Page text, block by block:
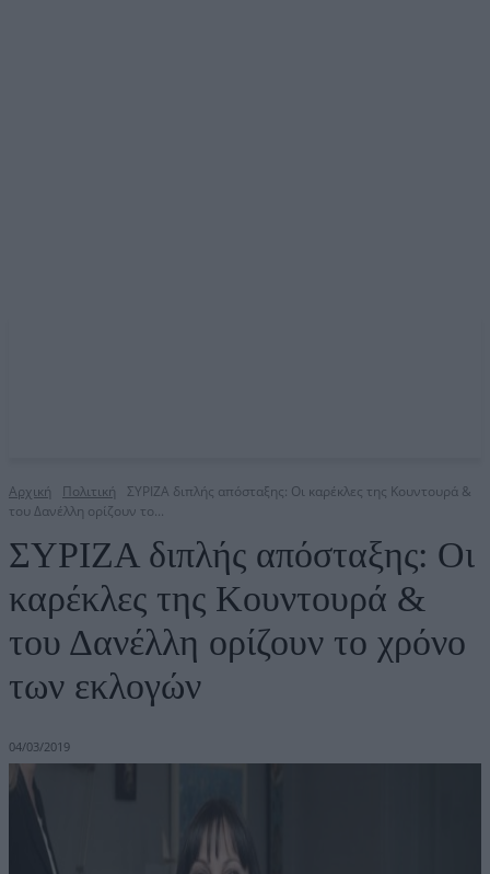
Αρχική Πολιτική
ΣΥΡΙΖΑ διπλής απόσταξης: Οι καρέκλες της Κουντουρά &
του Δανέλλη ορίζουν το...
ΣΥΡΙΖΑ διπλής απόσταξης: Οι
καρέκλες της Κουντουρά &
του Δανέλλη ορίζουν το χρόνο
των εκλογών
04/03/2019